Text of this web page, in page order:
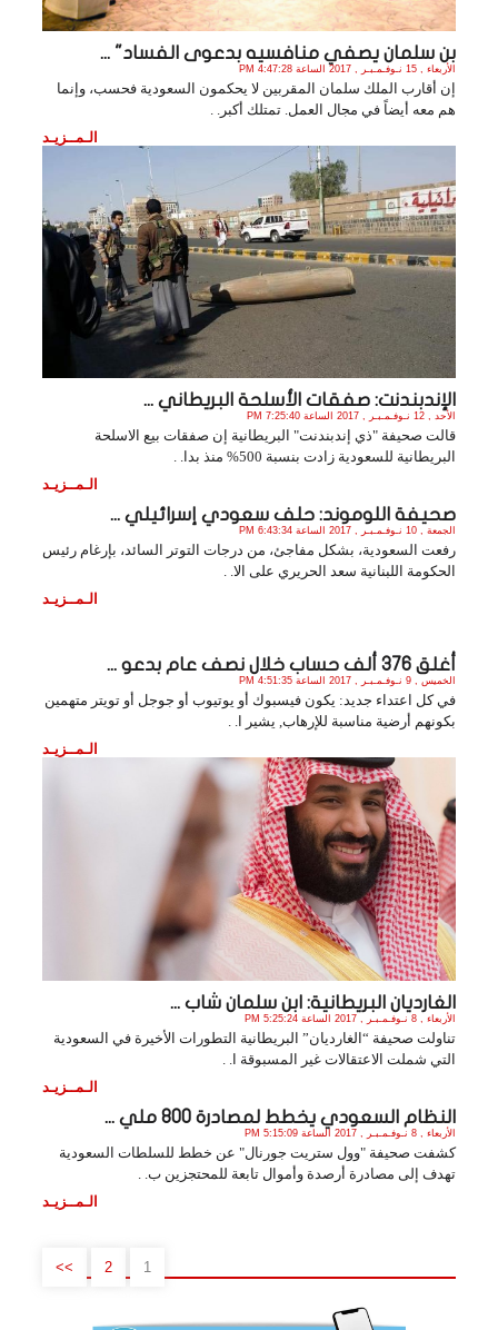
بن سلمان يصفي منافسيه بدعوى الفساد" ...
الأربعاء , 15 نـوفـمـبـر , 2017 الساعة 4:47:28 PM
إن أقارب الملك سلمان المقربين لا يحكمون السعودية فحسب، وإنما
هم معه أيضاً في مجال العمل. تمتلك أكبر. .
الـمــزيـد
الإندبندنت: صفقات الأسلحة البريطاني ...
الأحد , 12 نـوفـمـبـر , 2017 الساعة 7:25:40 PM
قالت صحيفة "ذي إندبندنت" البريطانية إن صفقات بيع الاسلحة
البريطانية للسعودية زادت بنسبة 500% منذ بدا. .
الـمــزيـد
صحيفة اللوموند: حلف سعودي إسرائيلي ...
الجمعة , 10 نـوفـمـبـر , 2017 الساعة 6:43:34 PM
رفعت السعودية، بشكل مفاجئ، من درجات التوتر السائد، بإرغام رئيس
الحكومة اللبنانية سعد الحريري على الا. .
الـمــزيـد
أغلق 376 ألف حساب خلال نصف عام بدعو ...
الخميس , 9 نـوفـمـبـر , 2017 الساعة 4:51:35 PM
في كل اعتداء جديد: يكون فيسبوك أو يوتيوب أو جوجل أو تويتر متهمين
بكونهم أرضية مناسبة للإرهاب, يشير ا. .
الـمــزيـد
الغارديان البريطانية: ابن سلمان شاب ...
الأربعاء , 8 نـوفـمـبـر , 2017 الساعة 5:25:24 PM
تناولت صحيفة “الغارديان” البريطانية التطورات الأخيرة في السعودية
التي شملت الاعتقالات غير المسبوقة ا. .
الـمــزيـد
النظام السعودي يخطط لمصادرة 800 ملي ...
الأربعاء , 8 نـوفـمـبـر , 2017 الساعة 5:15:09 PM
كشفت صحيفة "وول ستريت جورنال" عن خطط للسلطات السعودية
تهدف إلى مصادرة أرصدة وأموال تابعة للمحتجزين ب. .
الـمــزيـد
1
2
>>